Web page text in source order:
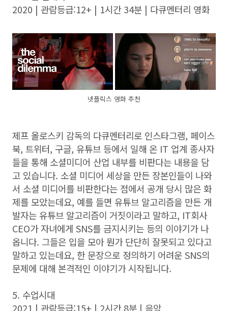
2020 | 관람등급:12+ | 1시간 34분 | 다큐멘터리 영화
넷플릭스 영화 추천
제프 올로스키 감독의 다큐멘터리로 인스타그램, 페이스
북, 트위터, 구글, 유튜브 등에서 일해 온 IT 업계 종사자
들을 통해 소셜미디어 산업 내부를 비판다는 내용을 담
고 있습니다. 소셜 미디어 세상을 만든 장본인들이 나와
서 소셜 미디어를 비판한다는 점에서 공개 당시 많은 화
제를 모았는데요, 예를 들면 유튜브 알고리즘을 만든 개
발자는 유튜브 알고리즘이 거짓이라고 말하고, IT회사
CEO가 자녀에게 SNS를 금지시키는 등의 이야기가 나
옵니다. 그들은 입을 모아 뭔가 단단히 잘못되고 있다고
말하고 있는데요, 한 문장으로 정의하기 어려운 SNS의
문제에 대해 본격적인 이야기가 시작됩니다.
5. 수업시대
2021 | 관람등급:15+ | 2시간 8분 | 음악